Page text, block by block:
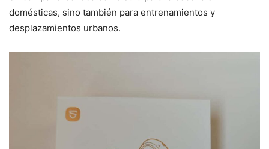
domésticas, sino también para entrenamientos y
desplazamientos urbanos.